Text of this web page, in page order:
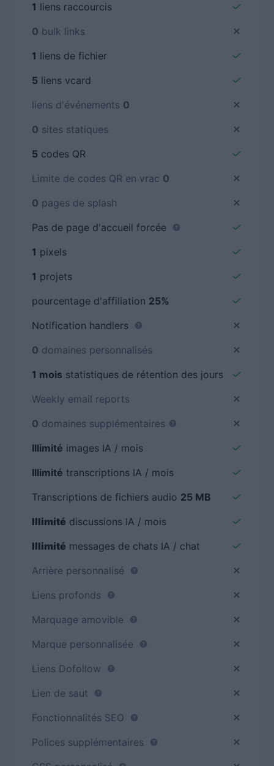
1 liens raccourcis
0 bulk links
1 liens de fichier
5 liens vcard
liens d'événements 0
0 sites statiques
5 codes QR
Limite de codes QR en vrac 0
0 pages de splash
Pas de page d'accueil forcée
1 pixels
1 projets
pourcentage d'affiliation 25%
Notification handlers
0 domaines personnalisés
1 mois statistiques de rétention des jours
Weekly email reports
0 domaines supplémentaires
Illimité images IA / mois
Illimité transcriptions IA / mois
Transcriptions de fichiers audio 25 MB
Illimité discussions IA / mois
Illimité messages de chats IA / chat
Arrière personnalisé
Liens profonds
Marquage amovible
Marque personnalisée
Liens Dofollow
Lien de saut
Fonctionnalités SEO
Polices supplémentaires